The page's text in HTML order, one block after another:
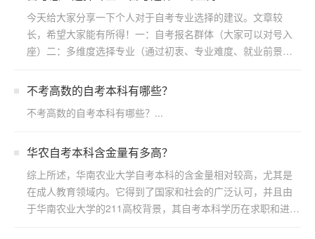
今天给大家分享一下个人对于自考专业选择的建议。文章较
长，希望大家能有所得！一：自考报名群体（大家可以对号入
座）二：多维度选择专业（通过初衷、专业难度、就业前景方
不考高数的自考本科有哪些？
不考高数的自考本科有哪些？...
华农自考本科含金量有多高？
综上所述，华南农业大学自考本科的含金量相对较高，尤其是
在成人教育领域内。它得到了国家和社会的广泛认可，并且由
于华南农业大学的211高校背景，其自考本科学历在求职和进一